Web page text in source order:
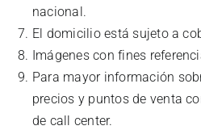
nacional.
El domicilio está sujeto a
Imágenes con fines
Para mayor información
precios y puntos de venta
de call center.